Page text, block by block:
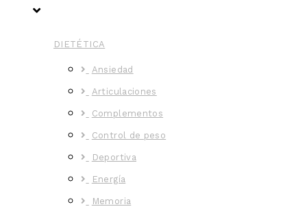
DIETÉTICA
Ansiedad
Articulaciones
Complementos
Control de peso
Deportiva
Energía
Memoria